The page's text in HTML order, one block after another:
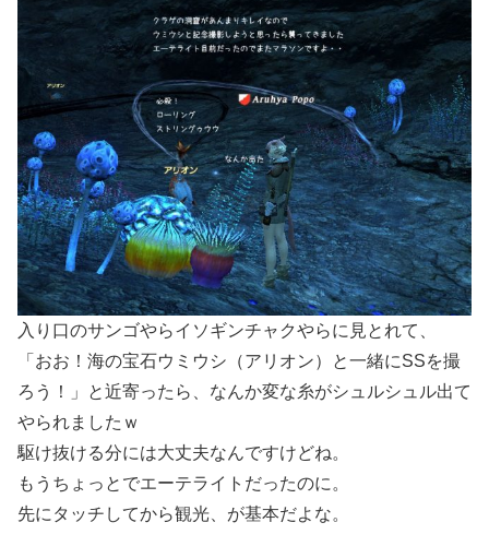
入り口のサンゴやらイソギンチャクやらに見とれて、
「おお！海の宝石ウミウシ（アリオン）と一緒にSSを撮
ろう！」と近寄ったら、なんか変な糸がシュルシュル出て
やられましたｗ
駆け抜ける分には大丈夫なんですけどね。
もうちょっとでエーテライトだったのに。
先にタッチしてから観光、が基本だよな。